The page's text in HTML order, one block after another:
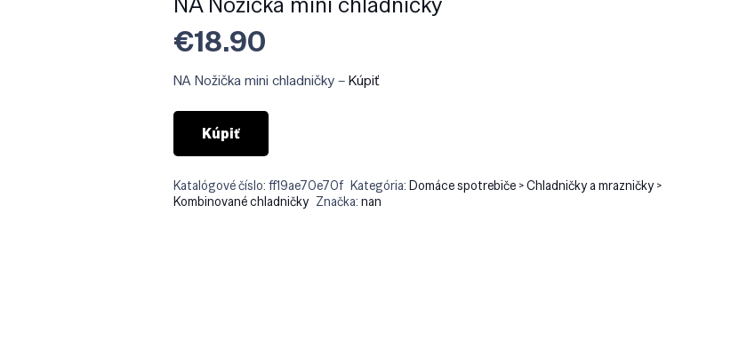
€18.90
NA Nožička mini chladničky –Kúpiť
Kúpiť
Katalógové číslo:ff19ae70e70f Kategória:Domáce spotrebiče > Chladničky a mrazničky >
Kombinované chladničky Značka:nan